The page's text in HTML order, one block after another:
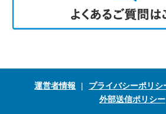
運営者情報 プライバシーポリシ
外部送信ポリシー